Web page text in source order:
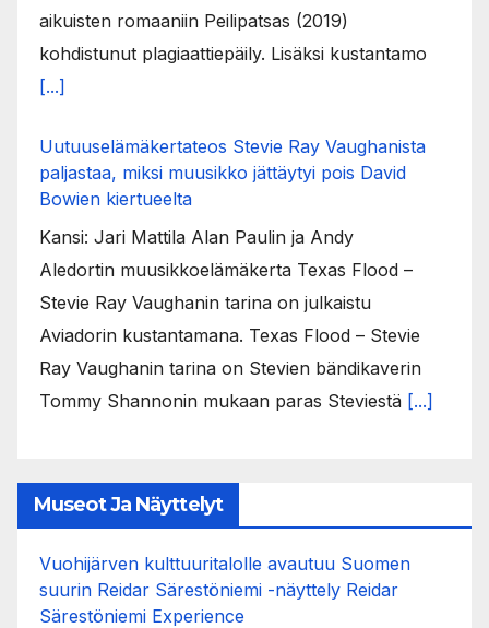
aikuisten romaaniin Peilipatsas (2019)
kohdistunut plagiaattiepäily. Lisäksi kustantamo
[...]
Uutuuselämäkertateos Stevie Ray Vaughanista
paljastaa, miksi muusikko jättäytyi pois David
Bowien kiertueelta
Kansi: Jari Mattila Alan Paulin ja Andy
Aledortin muusikkoelämäkerta Texas Flood –
Stevie Ray Vaughanin tarina on julkaistu
Aviadorin kustantamana. Texas Flood – Stevie
Ray Vaughanin tarina on Stevien bändikaverin
Tommy Shannonin mukaan paras Steviestä [...]
Museot Ja Näyttelyt
Vuohijärven kulttuuritalolle avautuu Suomen
suurin Reidar Särestöniemi -näyttely Reidar
Särestöniemi Experience